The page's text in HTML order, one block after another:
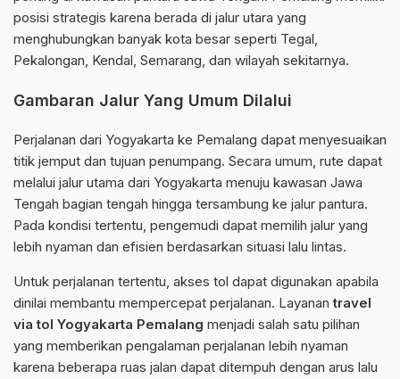
posisi strategis karena berada di jalur utara yang
menghubungkan banyak kota besar seperti Tegal,
Pekalongan, Kendal, Semarang, dan wilayah sekitarnya.
Gambaran Jalur Yang Umum Dilalui
Perjalanan dari Yogyakarta ke Pemalang dapat menyesuaikan
titik jemput dan tujuan penumpang. Secara umum, rute dapat
melalui jalur utama dari Yogyakarta menuju kawasan Jawa
Tengah bagian tengah hingga tersambung ke jalur pantura.
Pada kondisi tertentu, pengemudi dapat memilih jalur yang
lebih nyaman dan efisien berdasarkan situasi lalu lintas.
Untuk perjalanan tertentu, akses tol dapat digunakan apabila
dinilai membantu mempercepat perjalanan. Layanantravel
via tol Yogyakarta Pemalang menjadi salah satu pilihan
yang memberikan pengalaman perjalanan lebih nyaman
karena beberapa ruas jalan dapat ditempuh dengan arus lalu